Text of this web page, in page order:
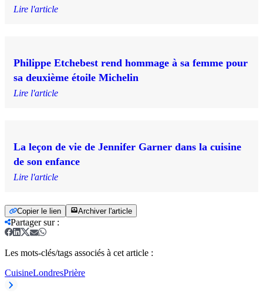
Lire l'article
Philippe Etchebest rend hommage à sa femme pour
sa deuxième étoile Michelin
Lire l'article
La leçon de vie de Jennifer Garner dans la cuisine
de son enfance
Lire l'article
Copier le lien Archiver l'article
Partager sur:
Les mots-clés/tags associés à cet article :
CuisineLondresPrière